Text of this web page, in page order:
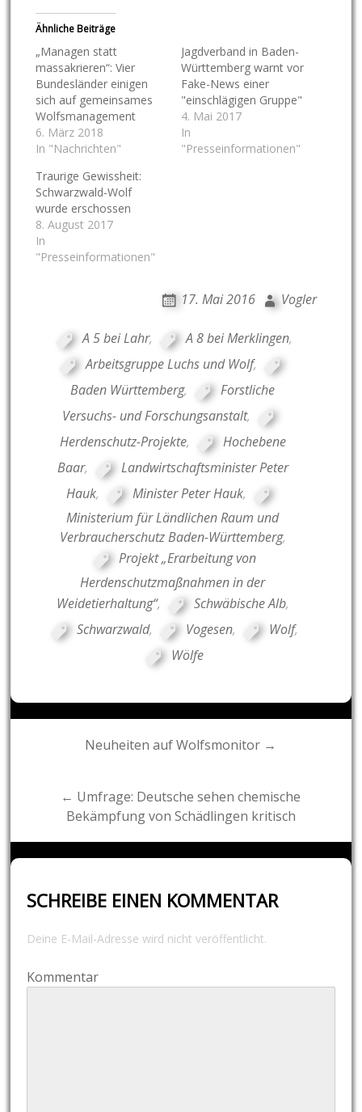
Ähnliche Beiträge
„Managen statt
massakrieren“: Vier
Bundesländer einigen
sich auf gemeinsames
Wolfsmanagement
6. März 2018
In "Nachrichten"
Jagdverband in Baden-
Württemberg warnt vor
Fake-News einer
"einschlägigen Gruppe"
4. Mai 2017
In
"Presseinformationen"
Traurige Gewissheit:
Schwarzwald-Wolf
wurde erschossen
8. August 2017
In
"Presseinformationen"
17. Mai 2016 Vogler
A 5 bei Lahr, A 8 bei Merklingen,
Arbeitsgruppe Luchs und Wolf,
Baden Württemberg,
Forstliche
Versuchs- und Forschungsanstalt,
Herdenschutz-Projekte,
Hochebene
Baar,
Landwirtschaftsminister Peter
Hauk, Minister Peter Hauk,
Ministerium für Ländlichen Raum und
Verbraucherschutz Baden-Württemberg,
Projekt „Erarbeitung von
Herdenschutzmaßnahmen in der
Weidetierhaltung“, Schwäbische Alb,
Schwarzwald, Vogesen, Wolf,
Wölfe
Neuheiten auf Wolfsmonitor →
← Umfrage: Deutsche sehen chemische
Bekämpfung von Schädlingen kritisch
SCHREIBE EINEN KOMMENTAR
Deine E-Mail-Adresse wird nicht veröffentlicht.
Kommentar